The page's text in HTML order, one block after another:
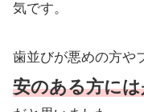
気です。
歯並びが悪めの方や
安のある方に